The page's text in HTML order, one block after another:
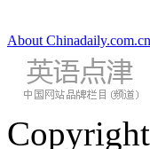
About Chinadaily.com.cn